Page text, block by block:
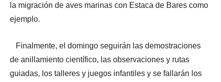
la migración de aves marinas con Estaca de Bares como
ejemplo.
Finalmente, el domingo seguirán las demostraciones
de anillamiento científico, las observaciones y rutas
guiadas, los talleres y juegos infantiles y se fallarán los